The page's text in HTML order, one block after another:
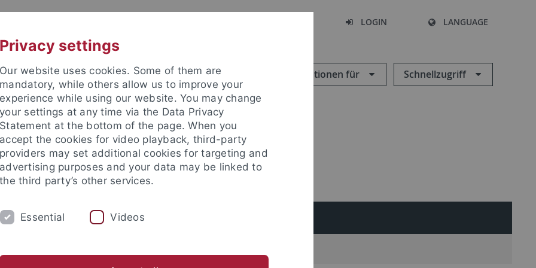
LOGIN LANGUAGE
Informationen für Schnellzugriff
und Klinische Pharmazie
PROF. DR. DR. MIRIAM CORTESE-KROTT
Privacy settings
Our website uses cookies. Some of them are
mandatory, while others allow us to improve your
experience while using our website. You may change
your settings at any time via the Data Privacy
Statement at the bottom of the page. When you
accept the cookies for video playback, third-party
providers may set additional cookies for targeting and
advertising purposes and your data may be linked to
the third party’s other services.
Essential Videos